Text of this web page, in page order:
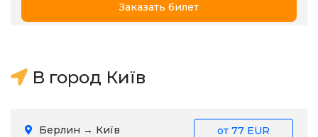
Заказать билет
В город Київ
Берлин → Київ от 77 EUR